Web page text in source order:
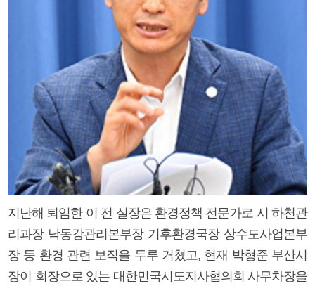
지난해 퇴임한 이 전 실장은 환경정책 전문가로 시 하천관
리과장 낙동강관리본부장 기후환경국장 상수도사업본부
장 등 환경 관련 보직을 두루 거쳤고, 현재 박형준 부산시
장이 회장으로 있는 대한민국시도지사협의회 사무차장을